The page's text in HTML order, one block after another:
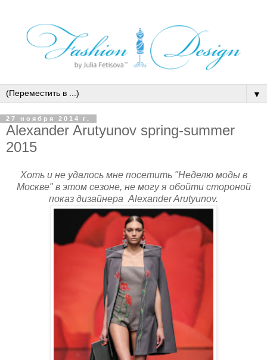
▼
27 ноября 2014 г.
Alexander Arutyunov spring-summer
2015
Хоть и не удалось мне посетить "Неделю моды в
Москве" в этом сезоне, не могу я обойти стороной
показ дизайнера Alexander Arutyunov.